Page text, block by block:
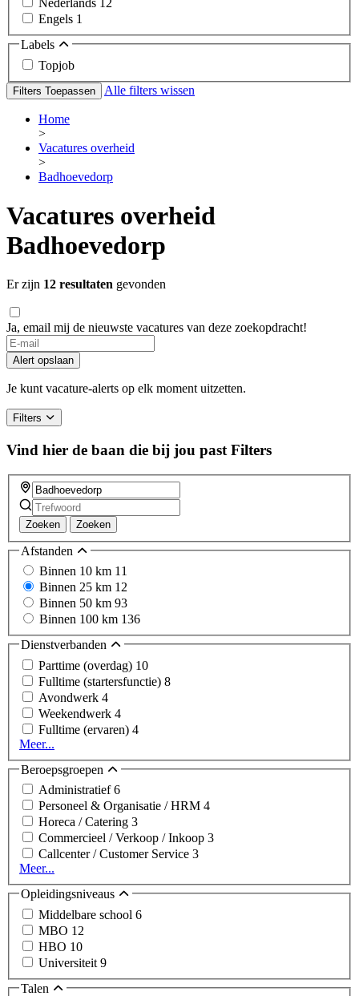
Nederlands 12
Engels 1
Labels
Topjob
Filters Toepassen Alle filters wissen
Home
>
Vacatures overheid
>
Badhoevedorp
Vacatures overheid
Badhoevedorp
Er zijn 12 resultaten gevonden
Ja, email mij de nieuwste vacatures van deze zoekopdracht!
Alert opslaan
Je kunt vacature-alerts op elk moment uitzetten.
Filters
Vind hier de baan die bij jou past Filters
Zoeken Zoeken
Afstanden
Binnen 10 km 11
Binnen 25 km 12
Binnen 50 km 93
Binnen 100 km 136
Dienstverbanden
Parttime (overdag) 10
Fulltime (startersfunctie) 8
Avondwerk 4
Weekendwerk 4
Fulltime (ervaren) 4
Meer...
Beroepsgroepen
Administratief6
Personeel & Organisatie / HRM 4
Horeca / Catering 3
Commercieel / Verkoop / Inkoop 3
Callcenter / Customer Service 3
Meer...
Opleidingsniveaus
Middelbare school 6
MBO 12
HBO 10
Universiteit 9
Talen